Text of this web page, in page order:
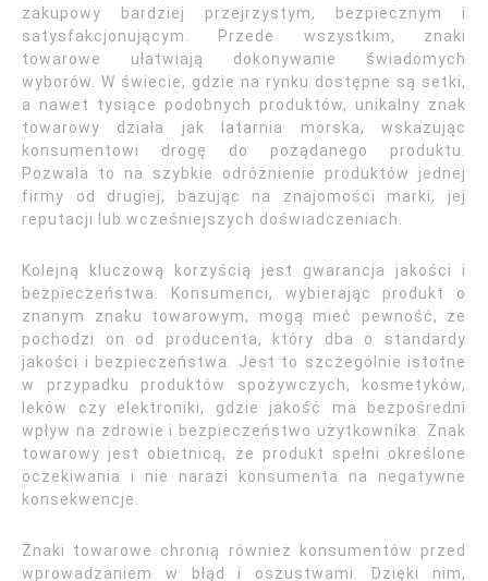
zakupowy bardziej przejrzystym, bezpiecznym i
satysfakcjonującym. Przede wszystkim, znaki
towarowe ułatwiają dokonywanie świadomych
wyborów. W świecie, gdzie na rynku dostępne są setki,
a nawet tysiące podobnych produktów, unikalny znak
towarowy działa jak latarnia morska, wskazując
konsumentowi drogę do pożądanego produktu.
Pozwala to na szybkie odróżnienie produktów jednej
firmy od drugiej, bazując na znajomości marki, jej
reputacji lub wcześniejszych doświadczeniach.
Kolejną kluczową korzyścią jest gwarancja jakości i
bezpieczeństwa. Konsumenci, wybierając produkt o
znanym znaku towarowym, mogą mieć pewność, że
pochodzi on od producenta, który dba o standardy
jakości i bezpieczeństwa. Jest to szczególnie istotne
w przypadku produktów spożywczych, kosmetyków,
leków czy elektroniki, gdzie jakość ma bezpośredni
wpływ na zdrowie i bezpieczeństwo użytkownika. Znak
towarowy jest obietnicą, że produkt spełni określone
oczekiwania i nie narazi konsumenta na negatywne
konsekwencje.
Znaki towarowe chronią również konsumentów przed
wprowadzaniem w błąd i oszustwami. Dzięki nim,